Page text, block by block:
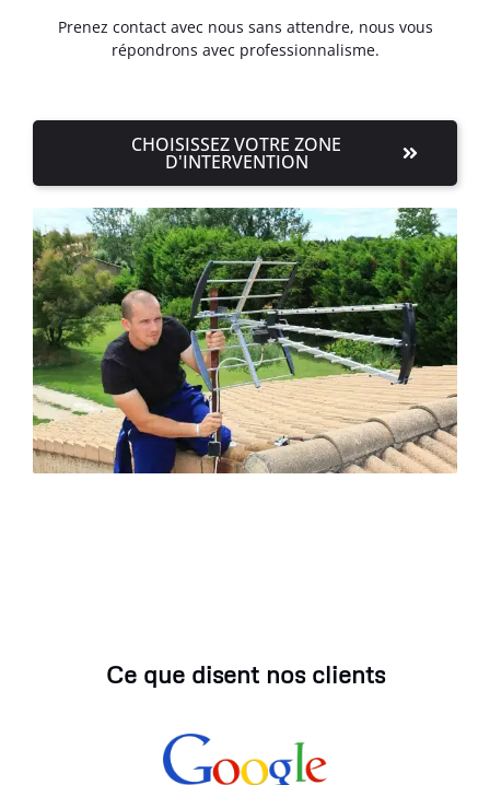
Prenez contact avec nous sans attendre, nous vous
répondrons avec professionnalisme.
CHOISISSEZ VOTRE ZONE
D'INTERVENTION
Ce que disent nos clients